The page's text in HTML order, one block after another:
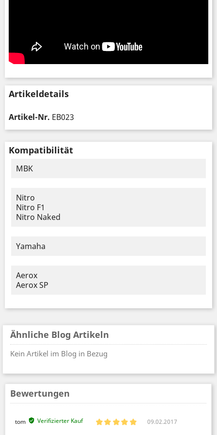
Artikeldetails
Artikel-Nr. EB023
Kompatibilität
MBK
Nitro
Nitro F1
Nitro Naked
Yamaha
Aerox
Aerox SP
Ähnliche Blog Artikeln
Kein Artikel im Blog in Bezug
Bewertungen
tom Verifizierter Kauf 09.02.2017